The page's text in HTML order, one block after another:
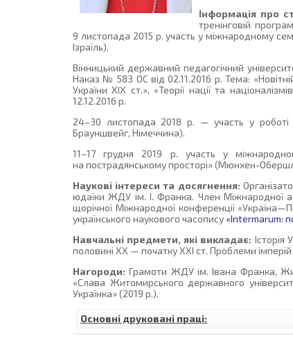
Інформація про
тренінговій
9 листопада 2015 р. участь у міжнародному
Ізраїль).
Вінницький державний педагогічний
Наказ № 583 ОС від 02.11.2016 р. Тема:
України XIX ст.», «Теорії нації та
12.12.2016 р.
24–30 листопада 2018 р. — участь у роботі
Брауншвейг, Німеччина).
11–17 грудня 2019 р. участь у
на пострадянському просторі» (Мюнхен-
Наукові інтереси та досягнення:
юдаїки ЖДУ ім. І. Франка. Член Міжнародної
щорічної Міжнародної конференції
українського наукового часопису «Intermarum:
Навчальні предмети, які викладає: Історія
половині ХХ — початку ХХІ ст. Проблеми імперій
Нагороди: Грамоти ЖДУ ім. Івана Франка,
«Слава Житомирського державного
Українка» (2019 р.).
Основні друковані праці: